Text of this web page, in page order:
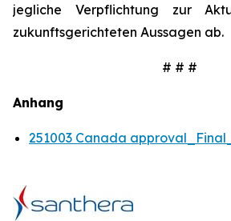
jegliche Verpflichtung zur
zukunftsgerichteten Aussagen ab.
# # #
Anhang
251003 Canada